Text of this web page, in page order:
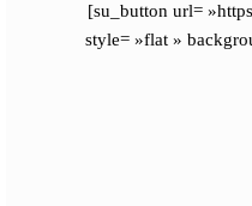
[su_button url=
style= »flat »